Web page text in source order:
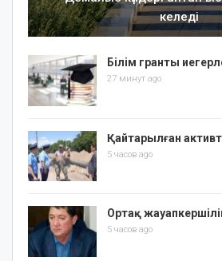
келеді
Білім гранты
27 минут ago
Қайтарылған
5 часов ago
Ортақ
5 часов ago